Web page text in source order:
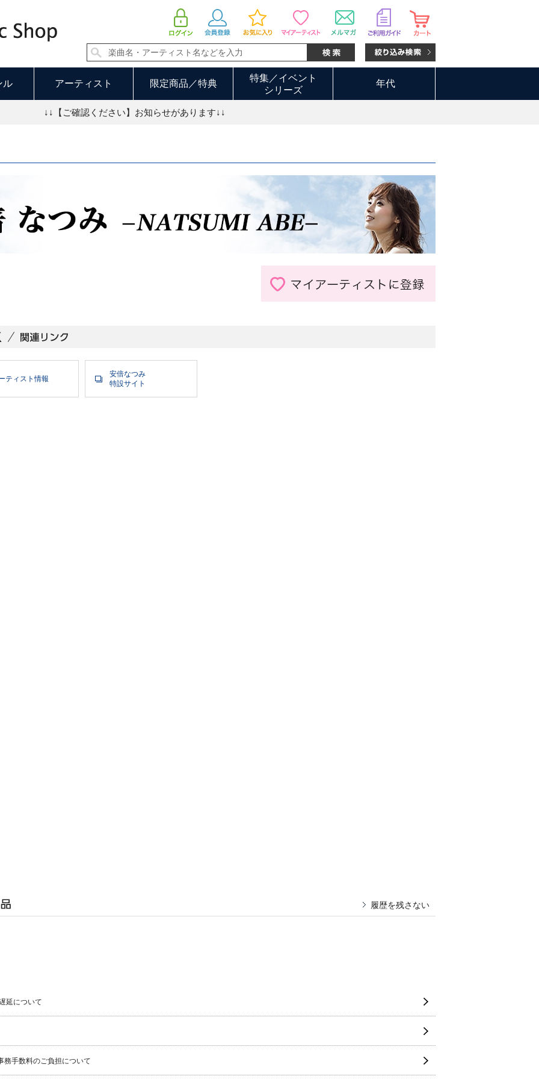
ル アーティスト 限定商品／特典
特集／イベント
シリーズ
年代
↓↓【ご確認ください】お知らせがあります↓↓
ティスト情報
安倍なつみ
特設サイト
履歴を残さない
延について
務手数料のご負担について